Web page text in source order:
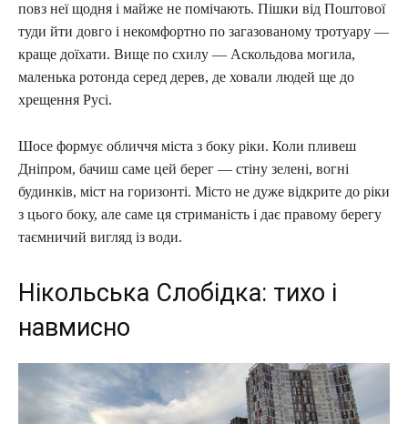
повз неї щодня і майже не помічають. Пішки від Поштової
туди йти довго і некомфортно по загазованому тротуару —
краще доїхати. Вище по схилу — Аскольдова могила,
маленька ротонда серед дерев, де ховали людей ще до
хрещення Русі.
Шосе формує обличчя міста з боку ріки. Коли пливеш
Дніпром, бачиш саме цей берег — стіну зелені, вогні
будинків, міст на горизонті. Місто не дуже відкрите до ріки
з цього боку, але саме ця стриманість і дає правому берегу
таємничий вигляд із води.
Нікольська Слобідка: тихо і
навмисно